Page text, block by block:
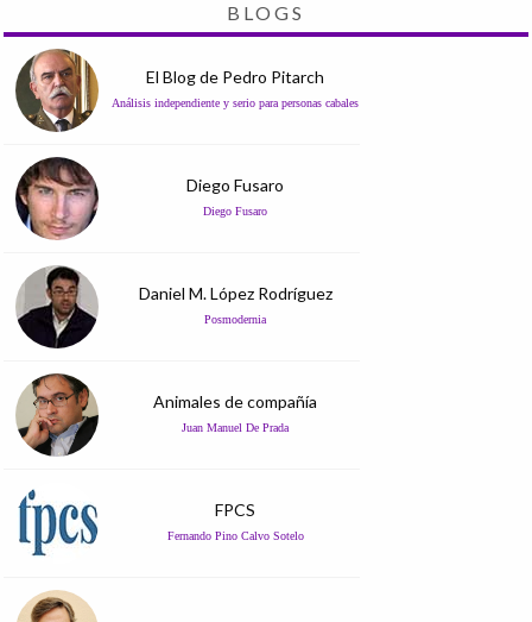
BLOGS
El Blog de Pedro Pitarch
Análisis independiente y serio para personas cabales
Diego Fusaro
Diego Fusaro
Daniel M. López Rodríguez
Posmodernia
Animales de compañía
Juan Manuel De Prada
FPCS
Fernando Pino Calvo Sotelo